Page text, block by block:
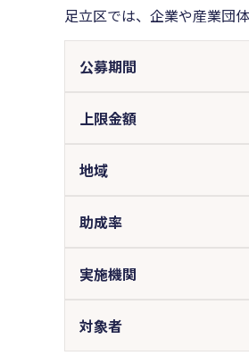
足立区では、企業や産業団
公募期間
上限金額
地域
助成率
実施機関
対象者